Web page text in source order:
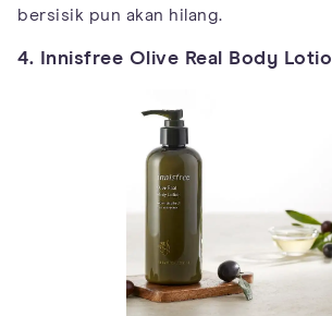
bersisik pun akan hilang.
4. Innisfree Olive Real Body